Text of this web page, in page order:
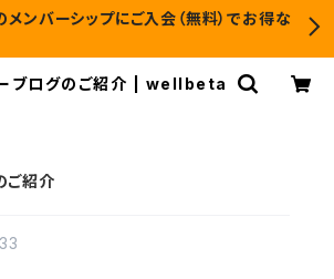
ンバーシップにご入会（無料）でお得な
ブログのご紹介 | wellbeta
ご紹介